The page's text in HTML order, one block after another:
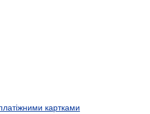
картками